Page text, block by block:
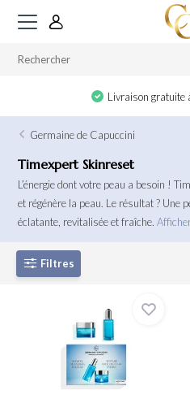
Livraison
Germaine de Capuccini
Timexpert Skinreset
L’énergie dont votre peau a besoin !
et régénère la peau. Le résultat ? Une
éclatante, revitalisée et fraîche.
Filtres